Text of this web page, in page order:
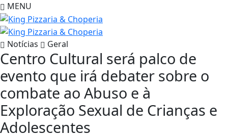
MENU
Notícias Geral
Centro Cultural será palco de
evento que irá debater sobre o
combate ao Abuso e à
Exploração Sexual de Crianças e
Adolescentes